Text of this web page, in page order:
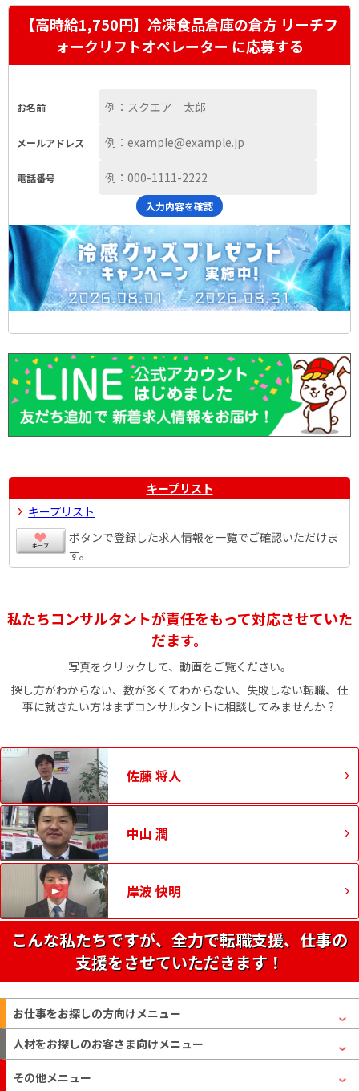
【高時給1,750円】冷凍食品倉庫の倉方 リーチフ
ォークリフトオペレーター に応募する
お名前
メールアドレス
電話番号
入力内容を確認
キープリスト
キープリスト
ボタンで登録した求人情報を一覧でご確認いただけま
す。
私たちコンサルタントが責任をもって対応させていた
だます。
写真をクリックして、動画をご覧ください。
探し方がわからない、数が多くてわからない、失敗しない転職、仕
事に就きたい方はまずコンサルタントに相談してみませんか？
佐藤 将人
中山 潤
岸波 快明
こんな私たちですが、全力で転職支援、仕事の
支援をさせていただきます！
お仕事をお探しの方向けメニュー
人材をお探しのお客さま向けメニュー
その他メニュー